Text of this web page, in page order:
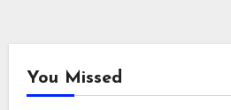
You Missed